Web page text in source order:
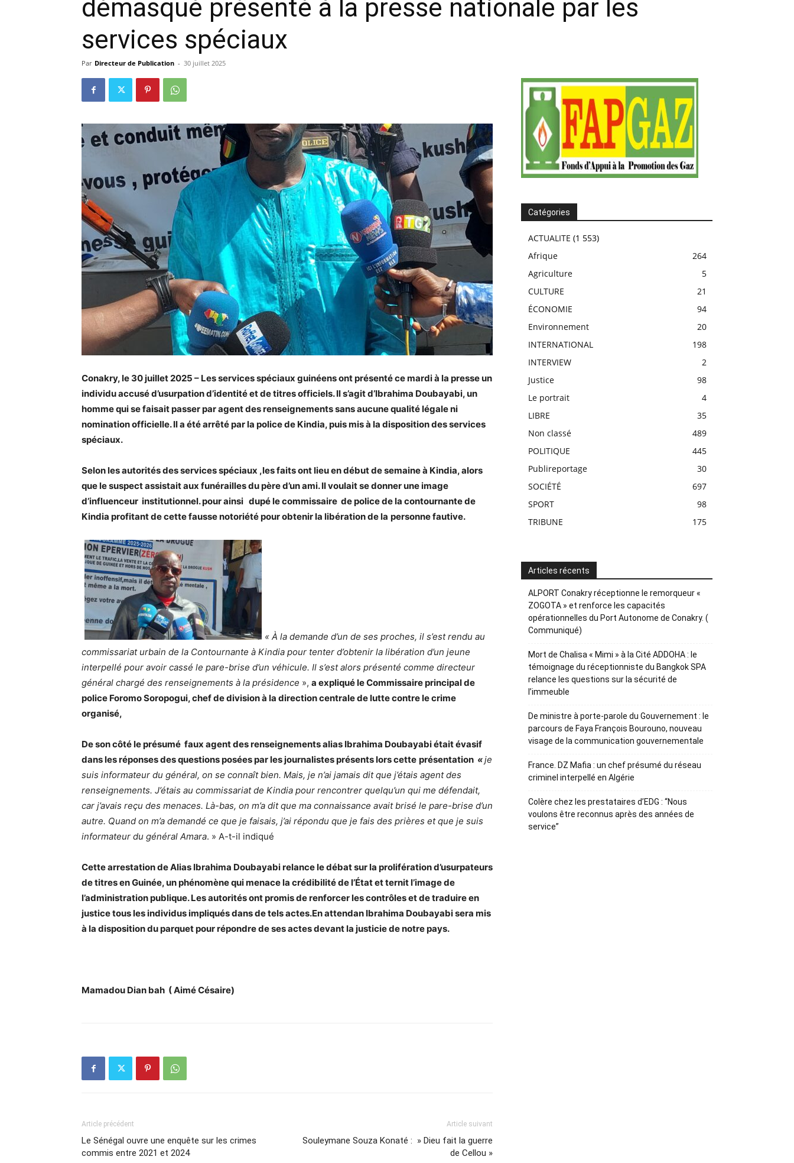
précision
démasqué présenté à la presse nationale par les
services spéciaux
Par Directeur de Publication - 30 juillet 2025
Conakry, le 30 juillet 2025 – Les services spéciaux guinéens ont présenté ce mardi à la presse un
individu accusé d’usurpation d’identité et de titres officiels. Il s’agit d’Ibrahima Doubayabi, un
homme qui se faisait passer par agent des renseignements sans aucune qualité légale ni
nomination officielle. Il a été arrêté par la police de Kindia, puis mis à la disposition des services
spéciaux.
Selon les autorités des services spéciaux ,les faits ont lieu en début de semaine à Kindia, alors
que le suspect assistait aux funérailles du père d’un ami. Il voulait se donner une image
d’influenceur institutionnel. pour ainsi dupé le commissaire de police de la contournante de
Kindia profitant de cette fausse notoriété pour obtenir la libération de la personne fautive.
« À la demande d’un de ses proches, il s’est rendu au
commissariat urbain de la Contournante à Kindia pour tenter d’obtenir la libération d’un jeune
interpellé pour avoir cassé le pare-brise d’un véhicule. Il s’est alors présenté comme directeur
général chargé des renseignements à la présidence », a expliqué le Commissaire principal de
police Foromo Soropogui, chef de division à la direction centrale de lutte contre le crime
organisé,
De son côté le présumé faux agent des renseignements alias Ibrahima Doubayabi était évasif
dans les réponses des questions posées par les journalistes présents lors cette présentation «je
suis informateur du général, on se connaît bien. Mais, je n’ai jamais dit que j’étais agent des
renseignements. J’étais au commissariat de Kindia pour rencontrer quelqu’un qui me défendait,
car j’avais reçu des menaces. Là-bas, on m’a dit que ma connaissance avait brisé le pare-brise d’un
autre. Quand on m’a demandé ce que je faisais, j’ai répondu que je fais des prières et que je suis
informateur du général Amara. » A-t-il indiqué
Cette arrestation de Alias Ibrahima Doubayabirelance le débat sur la prolifération d’usurpateurs
de titres en Guinée, un phénomène qui menace la crédibilité de l’État et ternit l’image de
l’administration publique. Les autorités ont promis de renforcer les contrôles et de traduire en
justice tous les individus impliqués dans de tels actes.En attendan Ibrahima Doubayabi sera mis
à la disposition du parquet pour répondre de ses actes devant la justicie de notre pays.
Mamadou Dian bah ( Aimé Césaire)
Article précédent
Le Sénégal ouvre une enquête sur les crimes
commis entre 2021 et 2024
Article suivant
Souleymane Souza Konaté : » Dieu fait la guerre
de Cellou »
Catégories
ACTUALITE (1 553)
Afrique
264
Agriculture
5
CULTURE
21
ÉCONOMIE
94
Environnement
20
INTERNATIONAL
198
INTERVIEW
2
Justice
98
Le portrait
4
LIBRE
35
Non classé
489
POLITIQUE
445
Publireportage
30
SOCIÉTÉ
697
SPORT
98
TRIBUNE
175
Articles récents
ALPORT Conakry réceptionne le remorqueur «
ZOGOTA » et renforce les capacités
opérationnelles du Port Autonome de Conakry. (
Communiqué)
Mort de Chalisa « Mimi » à la Cité ADDOHA : le
témoignage du réceptionniste du Bangkok SPA
relance les questions sur la sécurité de
l’immeuble
De ministre à porte-parole du Gouvernement : le
parcours de Faya François Bourouno, nouveau
visage de la communication gouvernementale
France. DZ Mafia : un chef présumé du réseau
criminel interpellé en Algérie
Colère chez les prestataires d’EDG : “Nous
voulons être reconnus après des années de
service”